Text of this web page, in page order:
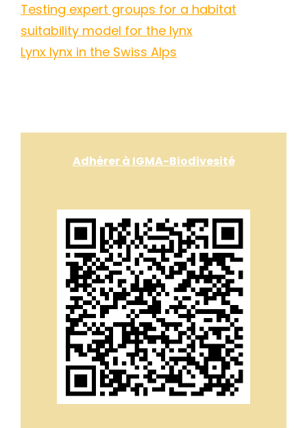
Testing expert groups for a habitat
suitability model for the lynx
Lynx lynx in the Swiss Alps
Adhérer à IGMA-Biodivesité